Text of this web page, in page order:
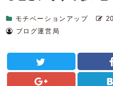
モチベーションアップ
ブログ運営局